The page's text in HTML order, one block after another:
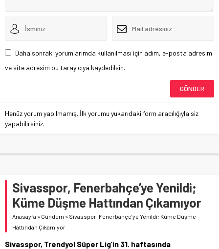
Daha sonraki yorumlarımda kullanılması için adım, e-posta adresim
ve site adresim bu tarayıcıya kaydedilsin.
Henüz yorum yapılmamış. İlk yorumu yukarıdaki form aracılığıyla siz
yapabilirsiniz.
Sivasspor, Fenerbahçe’ye Yenildi;
Küme Düşme Hattından Çıkamıyor
Anasayfa » Gündem » Sivasspor, Fenerbahçe’ye Yenildi; Küme Düşme
Hattından Çıkamıyor
Sivasspor, Trendyol Süper Lig’in 31. haftasında